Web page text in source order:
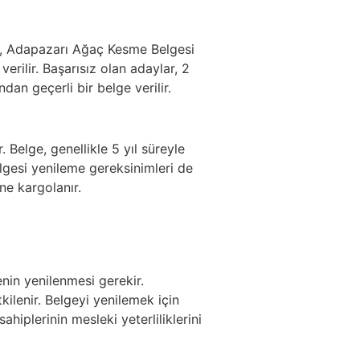
Ağaç Kesme Belgesi
Başarısız olan adaylar, 2
geçerli bir belge verilir.
Belge, genellikle 5 yıl süreyle
yenileme gereksinimleri de
kargolanır.
yenilenmesi gerekir.
Belgeyi yenilemek için
mesleki yeterliliklerini